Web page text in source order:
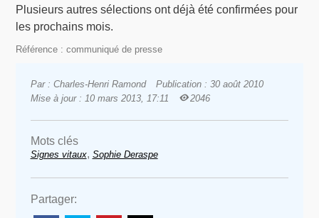
Plusieurs autres sélections ont déjà été confirmées pour
les prochains mois.
Référence : communiqué de presse
Par : Charles-Henri Ramond
Publication : 30 août 2010
Mise à jour : 10 mars 2013, 17:11
2046
Mots clés
Signes vitaux, Sophie Deraspe
Partager: